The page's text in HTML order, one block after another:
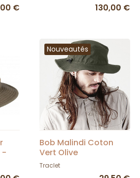
€ 130,00 €
-
Nouveautés
Bob Malindi Coton
Vert Olive
Traclet